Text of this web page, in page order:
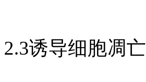
2.3诱导细胞凋亡